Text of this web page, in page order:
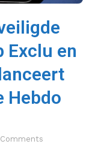
en
Hebdo